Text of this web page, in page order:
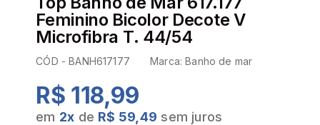
Feminino Bicolor Decote V
Microfibra T. 44/54
CÓD -BANH617177 Marca:Banho de mar
R$ 118,99
em 2x de R$ 59,49 sem juros